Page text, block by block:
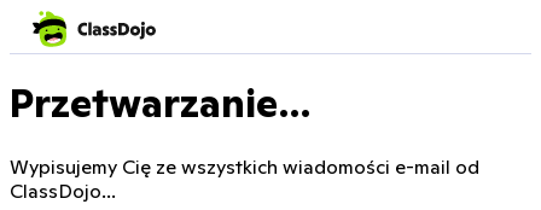
Przetwarzanie…
Wypisujemy Cię ze wszystkich wiadomości e-mail od
ClassDojo...